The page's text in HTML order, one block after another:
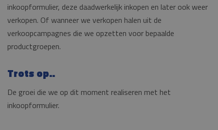
inkoopformulier, deze daadwerkelijk inkopen en later ook weer
verkopen. Of wanneer we verkopen halen uit de
verkoopcampagnes die we opzetten voor bepaalde
productgroepen.
Trots op..
De groei die we op dit moment realiseren met het
inkoopformulier.